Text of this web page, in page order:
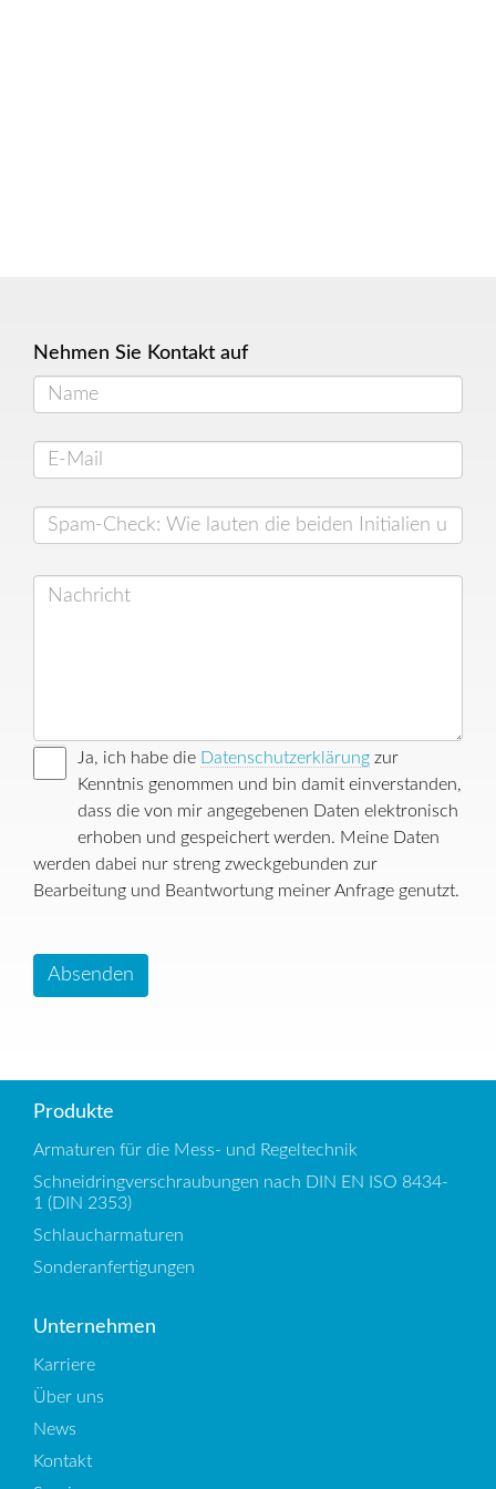
Nehmen Sie Kontakt auf
Ja, ich habe die Datenschutzerklärung zur
Kenntnis genommen und bin damit einverstanden,
dass die von mir angegebenen Daten elektronisch
erhoben und gespeichert werden. Meine Daten
werden dabei nur streng zweckgebunden zur
Bearbeitung und Beantwortung meiner Anfrage genutzt.
Absenden
Produkte
Armaturen für die Mess- und Regeltechnik
Schneidringverschraubungen nach DIN EN ISO 8434-
1 (DIN 2353)
Schlaucharmaturen
Sonderanfertigungen
Unternehmen
Karriere
Über uns
News
Kontakt